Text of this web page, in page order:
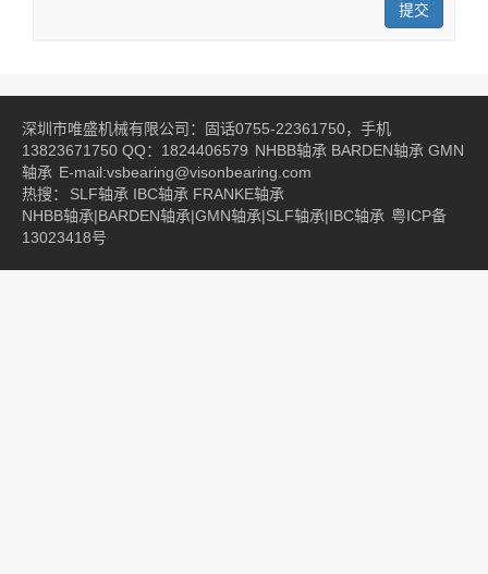
提交
深圳市唯盛机械有限公司：固话0755-22361750，手机
13823671750 QQ：1824406579 NHBB轴承 BARDEN轴承 GMN
轴承 E-mail:vsbearing@visonbearing.com
热搜：
SLF轴承 IBC轴承 FRANKE轴承
NHBB轴承|BARDEN轴承|GMN轴承|SLF轴承|IBC轴承 粤ICP备
13023418号